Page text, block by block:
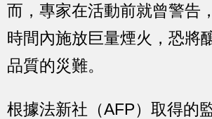
而，專家在活動前就曾警告
時間內施放巨量煙火，恐將
品質的災難。
根據法新社（AFP）取得的